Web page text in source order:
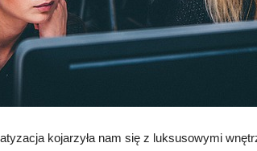
kojarzyła nam się z luksusowymi